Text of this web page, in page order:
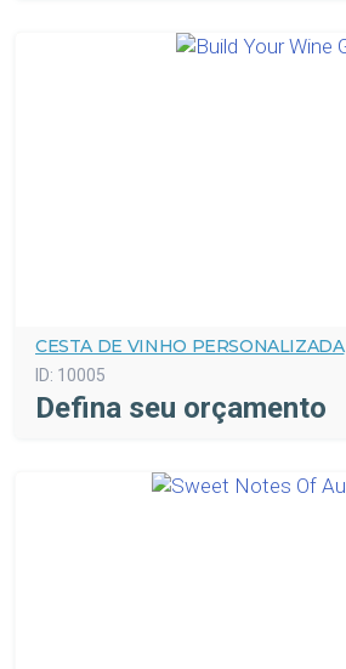
CESTA DE VINHO PERSONALIZADA
ID: 10005
Defina seu orçamento